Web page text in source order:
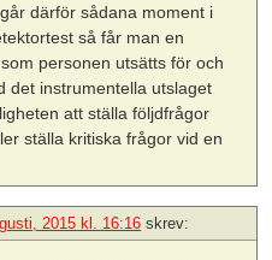
därför sådana moment i
så får man en
personen utsätts för och
det instrumentella utslaget
att ställa följdfrågor
ställa kritiska frågor vid en
2015 kl. 16:16 skrev: